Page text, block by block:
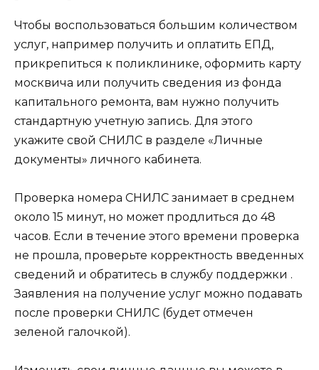
Чтобы воспользоваться большим количеством
услуг, например получить и оплатить ЕПД,
прикрепиться к поликлинике, оформить карту
москвича или получить сведения из фонда
капитального ремонта, вам нужно получить
стандартную учетную запись. Для этого
укажите свой СНИЛС в разделе «Личные
документы» личного кабинета.
Проверка номера СНИЛС занимает в среднем
около 15 минут, но может продлиться до 48
часов. Если в течение этого времени проверка
не прошла, проверьте корректность введенных
сведений и обратитесь в службу поддержки .
Заявления на получение услуг можно подавать
после проверки СНИЛС (будет отмечен
зеленой галочкой).